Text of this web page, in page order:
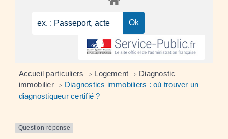
Accueil particuliers > Logement > Diagnostic
immobilier > Diagnostics immobiliers : où trouver un
diagnostiqueur certifié ?
Question-réponse